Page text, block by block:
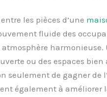
les pièces d’une
fluide des
harmonieuse.
ou des espaces bien
seulement de gagner de
également à améliorer